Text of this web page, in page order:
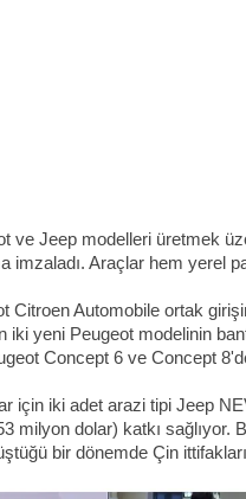
ve Jeep modelleri üretmek
imzaladı. Araçlar hem yerel
Citroen Automobile ortak
iki yeni Peugeot modelinin
Concept 6 ve Concept
için iki adet arazi tipi Jeep
milyon dolar) katkı sağlıyor.
bir dönemde Çin